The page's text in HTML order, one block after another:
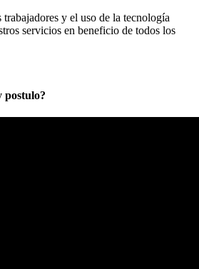
y el uso de la tecnología
servicios en beneficio de todos los
postulo?